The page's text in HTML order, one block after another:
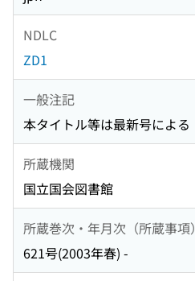
NDLC
ZD1
一般注記
本タイトル等は最新号による
所蔵機関
国立国会図書館
所蔵巻次・年月次（所蔵事項）
621号(2003年春) -